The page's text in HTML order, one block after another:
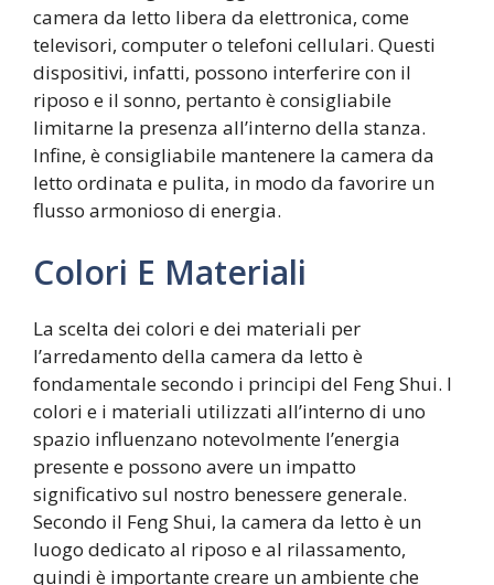
camera da letto libera da elettronica, come
televisori, computer o telefoni cellulari. Questi
dispositivi, infatti, possono interferire con il
riposo e il sonno, pertanto è consigliabile
limitarne la presenza all’interno della stanza.
Infine, è consigliabile mantenere la camera da
letto ordinata e pulita, in modo da favorire un
flusso armonioso di energia.
Colori E Materiali
La scelta dei colori e dei materiali per
l’arredamento della camera da letto è
fondamentale secondo i principi del Feng Shui. I
colori e i materiali utilizzati all’interno di uno
spazio influenzano notevolmente l’energia
presente e possono avere un impatto
significativo sul nostro benessere generale.
Secondo il Feng Shui, la camera da letto è un
luogo dedicato al riposo e al rilassamento,
quindi è importante creare un ambiente che